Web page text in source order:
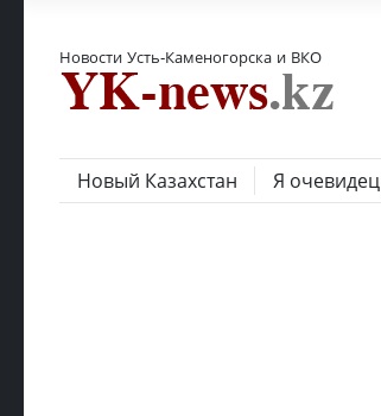
Новости Усть-Каменогорска и ВКО
Новый Казахстан Я очевидец